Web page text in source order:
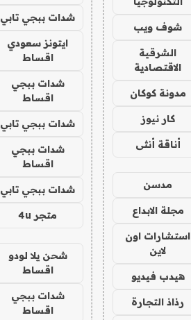
شوف ويب
الشرقية
الاقتصادية
مدونة كوكان
كار نيوز
أناقة أنثى
مدسن
مجلة الابداع
استشارات اون
لاين
هيدب فيديو
رذاذ التجارة
شدات ببجي تابي
ايتونز سعودي
اقساط
شدات ببجي
اقساط
شدات ببجي تابي
شدات ببجي
اقساط
شدات ببجي تابي
متجر 4u
شحن يلا لودو
اقساط
شدات ببجي
اقساط